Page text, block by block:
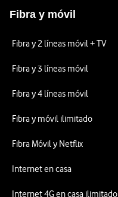
Fibra y móvil
Fibra y 2 líneas móvil + TV
Fibra y 3 líneas móvil
Fibra y 4 líneas móvil
Fibra y móvil ilimitado
Fibra Móvil y Netflix
Internet en casa
Internet 4G en casa ilimitado